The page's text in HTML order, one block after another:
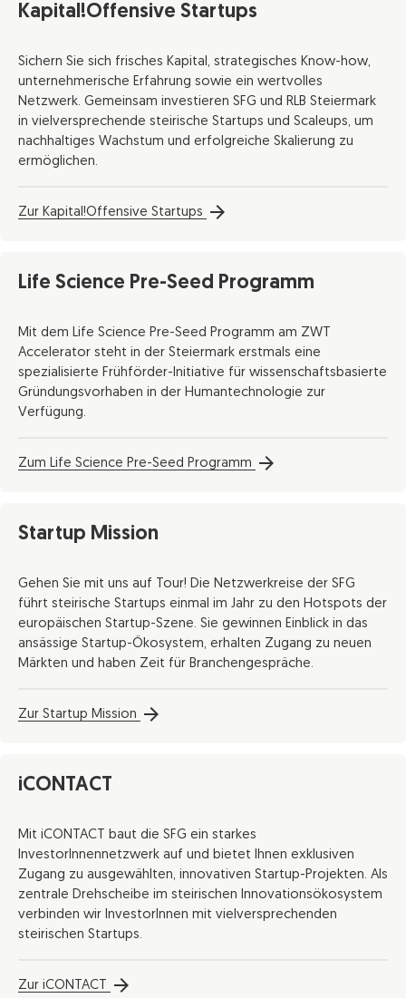
Kapital!Offensive Startups
Sichern Sie sich frisches Kapital, strategisches Know-how,
unternehmerische Erfahrung sowie ein wertvolles
Netzwerk. Gemeinsam investieren SFG und RLB Steiermark
in vielversprechende steirische Startups und Scaleups, um
nachhaltiges Wachstum und erfolgreiche Skalierung zu
ermöglichen.
Zur Kapital!Offensive Startups
Life Science Pre-Seed Programm
Mit dem Life Science Pre-Seed Programm am ZWT
Accelerator steht in der Steiermark erstmals eine
spezialisierte Frühförder-Initiative für wissenschaftsbasierte
Gründungsvorhaben in der Humantechnologie zur
Verfügung.
Zum Life Science Pre-Seed Programm
Startup Mission
Gehen Sie mit uns auf Tour! Die Netzwerkreise der SFG
führt steirische Startups einmal im Jahr zu den Hotspots der
europäischen Startup-Szene. Sie gewinnen Einblick in das
ansässige Startup-Ökosystem, erhalten Zugang zu neuen
Märkten und haben Zeit für Branchengespräche.
Zur Startup Mission
iCONTACT
Mit iCONTACT baut die SFG ein starkes
InvestorInnennetzwerk auf und bietet Ihnen exklusiven
Zugang zu ausgewählten, innovativen Startup-Projekten. Als
zentrale Drehscheibe im steirischen Innovationsökosystem
verbinden wir InvestorInnen mit vielversprechenden
steirischen Startups.
Zur iCONTACT